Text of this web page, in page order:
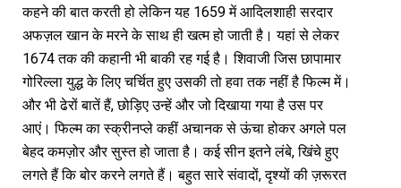
कहने की बात करती हो लेकिन यह 1659 में आदिलशाही सरदार
अफज़ल खान के मरने के साथ ही खत्म हो जाती है। यहां से लेकर
1674 तक की कहानी भी बाकी रह गई है। शिवाजी जिस छापामार
गोरिल्ला युद्ध के लिए चर्चित हुए उसकी तो हवा तक नहीं है फिल्म में।
और भी ढेरों बातें हैं, छोड़िए उन्हें और जो दिखाया गया है उस पर
आएं। फिल्म का स्क्रीनप्ले कहीं अचानक से ऊंचा होकर अगले पल
बेहद कमज़ोर और सुस्त हो जाता है। कई सीन इतने लंबे, खिंचे हुए
लगते हैं कि बोर करने लगते हैं। बहुत सारे संवादों, दृश्यों की ज़रूरत